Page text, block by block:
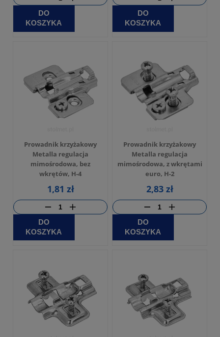
DO
KOSZYKA
DO
KOSZYKA
Prowadnik krzyżakowy
Metalla regulacja
mimośrodowa, bez
wkrętów, H-4
1,81 zł
DO
KOSZYKA
Prowadnik krzyżakowy
Metalla regulacja
mimośrodowa, z wkrętami
euro, H-2
2,83 zł
DO
KOSZYKA